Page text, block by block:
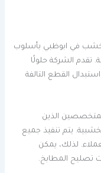
في ابوظبي بأسلوب
تقدم الشركة حلولًا
القطع التالفة
الذين
يتم تنفيذ جميع
لذلك، يمكن
تصليح المطابخ.